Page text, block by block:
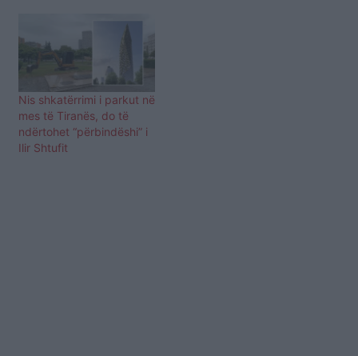
Nis shkatërrimi i parkut në
mes të Tiranës, do të
ndërtohet “përbindëshi” i
Ilir Shtufit